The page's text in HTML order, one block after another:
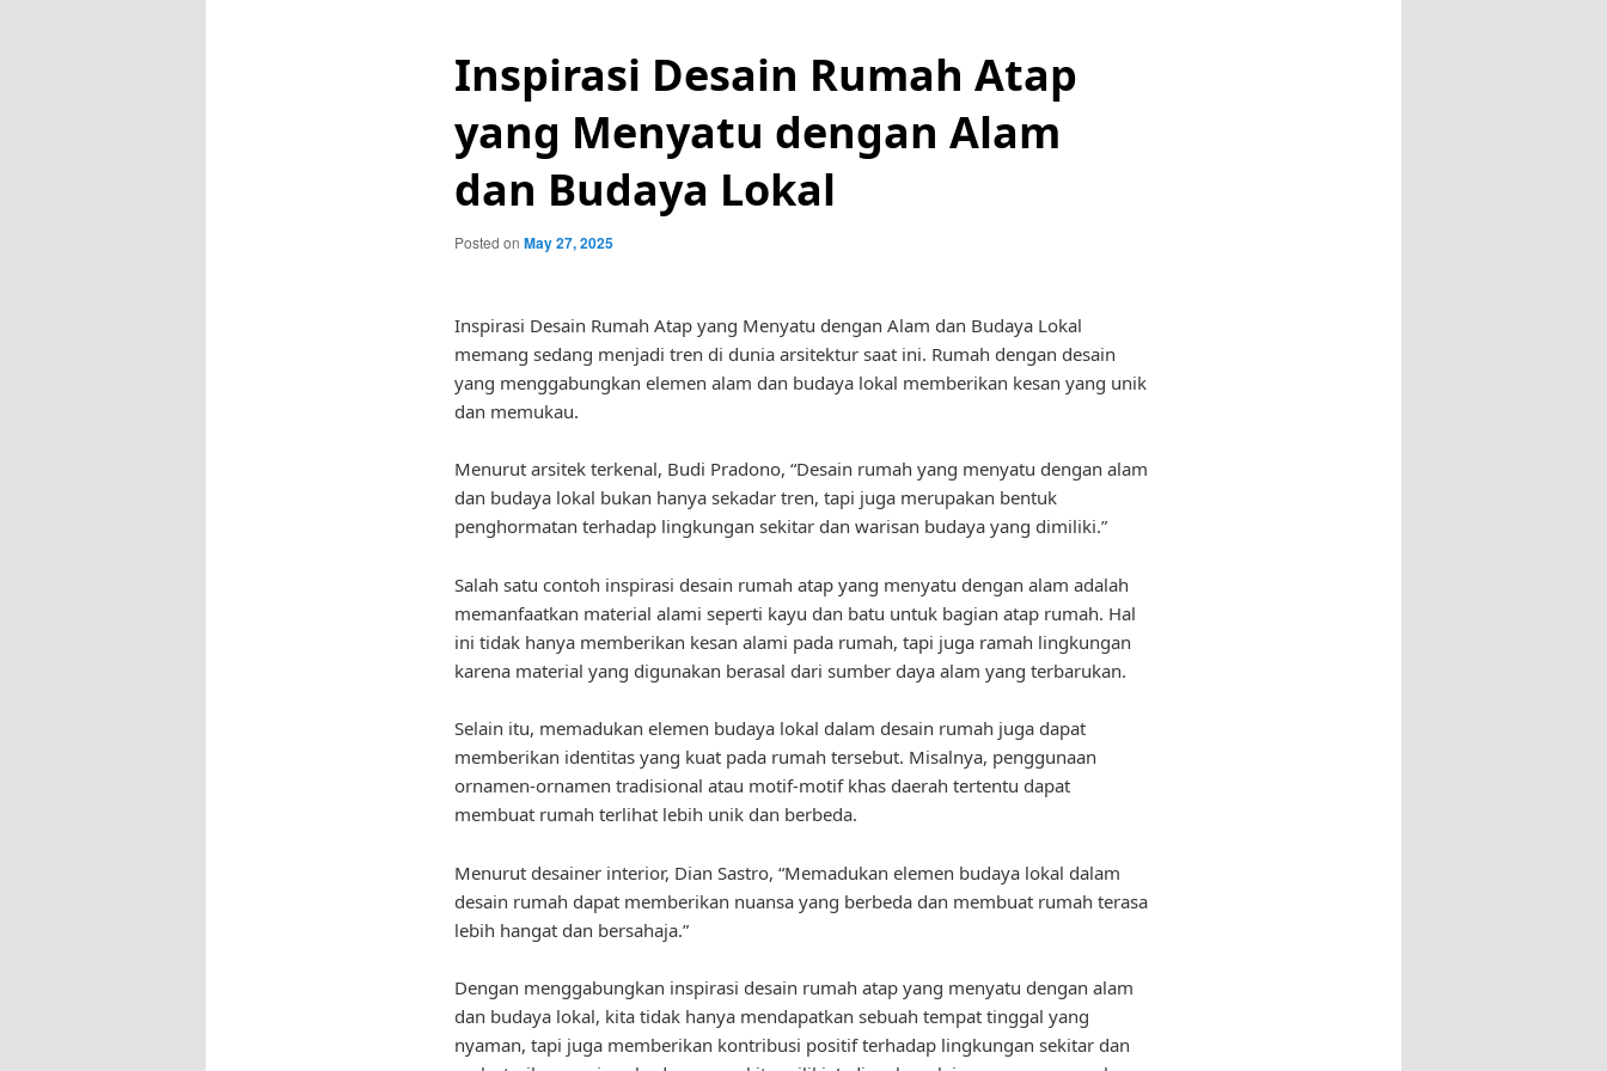
Inspirasi Desain Rumah Atap
yang Menyatu dengan Alam
dan Budaya Lokal
Posted on May 27, 2025
Inspirasi Desain Rumah Atap yang Menyatu dengan Alam dan Budaya Lokal
memang sedang menjadi tren di dunia arsitektur saat ini. Rumah dengan desain
yang menggabungkan elemen alam dan budaya lokal memberikan kesan yang unik
dan memukau.
Menurut arsitek terkenal, Budi Pradono, “Desain rumah yang menyatu dengan alam
dan budaya lokal bukan hanya sekadar tren, tapi juga merupakan bentuk
penghormatan terhadap lingkungan sekitar dan warisan budaya yang dimiliki.”
Salah satu contoh inspirasi desain rumah atap yang menyatu dengan alam adalah
memanfaatkan material alami seperti kayu dan batu untuk bagian atap rumah. Hal
ini tidak hanya memberikan kesan alami pada rumah, tapi juga ramah lingkungan
karena material yang digunakan berasal dari sumber daya alam yang terbarukan.
Selain itu, memadukan elemen budaya lokal dalam desain rumah juga dapat
memberikan identitas yang kuat pada rumah tersebut. Misalnya, penggunaan
ornamen-ornamen tradisional atau motif-motif khas daerah tertentu dapat
membuat rumah terlihat lebih unik dan berbeda.
Menurut desainer interior, Dian Sastro, “Memadukan elemen budaya lokal dalam
desain rumah dapat memberikan nuansa yang berbeda dan membuat rumah terasa
lebih hangat dan bersahaja.”
Dengan menggabungkan inspirasi desain rumah atap yang menyatu dengan alam
dan budaya lokal, kita tidak hanya mendapatkan sebuah tempat tinggal yang
nyaman, tapi juga memberikan kontribusi positif terhadap lingkungan sekitar dan